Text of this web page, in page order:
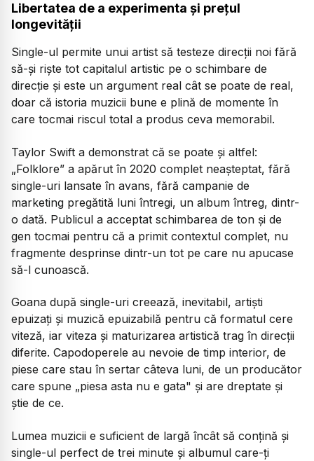
Libertatea de a experimenta și prețul
longevității
Single-ul permite unui artist să testeze direcții noi fără
să-și riște tot capitalul artistic pe o schimbare de
direcție și este un argument real cât se poate de real,
doar că istoria muzicii bune e plină de momente în
care tocmai riscul total a produs ceva memorabil.
Taylor Swift a demonstrat că se poate și altfel:
„Folklore” a apărut în 2020 complet neașteptat, fără
single-uri lansate în avans, fără campanie de
marketing pregătită luni întregi, un album întreg, dintr-
o dată. Publicul a acceptat schimbarea de ton și de
gen tocmai pentru că a primit contextul complet, nu
fragmente desprinse dintr-un tot pe care nu apucase
să-l cunoască.
Goana după single-uri creează, inevitabil, artiști
epuizați și muzică epuizabilă pentru că formatul cere
viteză, iar viteza și maturizarea artistică trag în direcții
diferite. Capodoperele au nevoie de timp interior, de
piese care stau în sertar câteva luni, de un producător
care spune „piesa asta nu e gata" și are dreptate și
știe de ce.
Lumea muzicii e suficient de largă încât să conțină și
single-ul perfect de trei minute și albumul care-ți